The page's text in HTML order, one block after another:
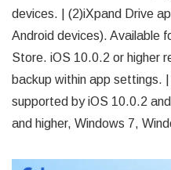
devices. | (2)iXpand Drive
Android devices). Available
Store. iOS 10.0.2 or higher
backup within app settings.
supported by iOS 10.0.2
and higher, Windows 7,